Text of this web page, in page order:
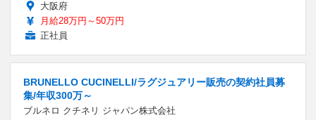
大阪府
月給28万円～50万円
正社員
BRUNELLO CUCINELLI/ラグジュアリー販売の契約社員募
集/年収300万～
ブルネロ クチネリ ジャパン株式会社